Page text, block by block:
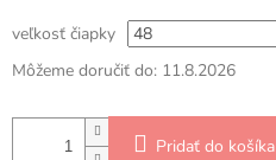
veľkosť čiapky
Môžeme doručiť do: 11.8.2026
Pridať do košíka